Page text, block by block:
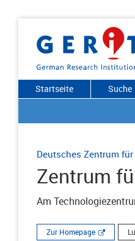
Startseite Suche
Deutsches Zentrum
Zentrum
Am
Zur Homepage